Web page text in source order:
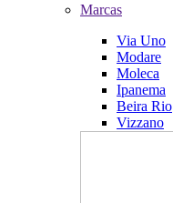
Marcas
Via Uno
Modare
Moleca
Ipanema
Beira Rio
Vizzano